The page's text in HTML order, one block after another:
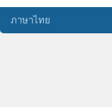
ภาษาไทย